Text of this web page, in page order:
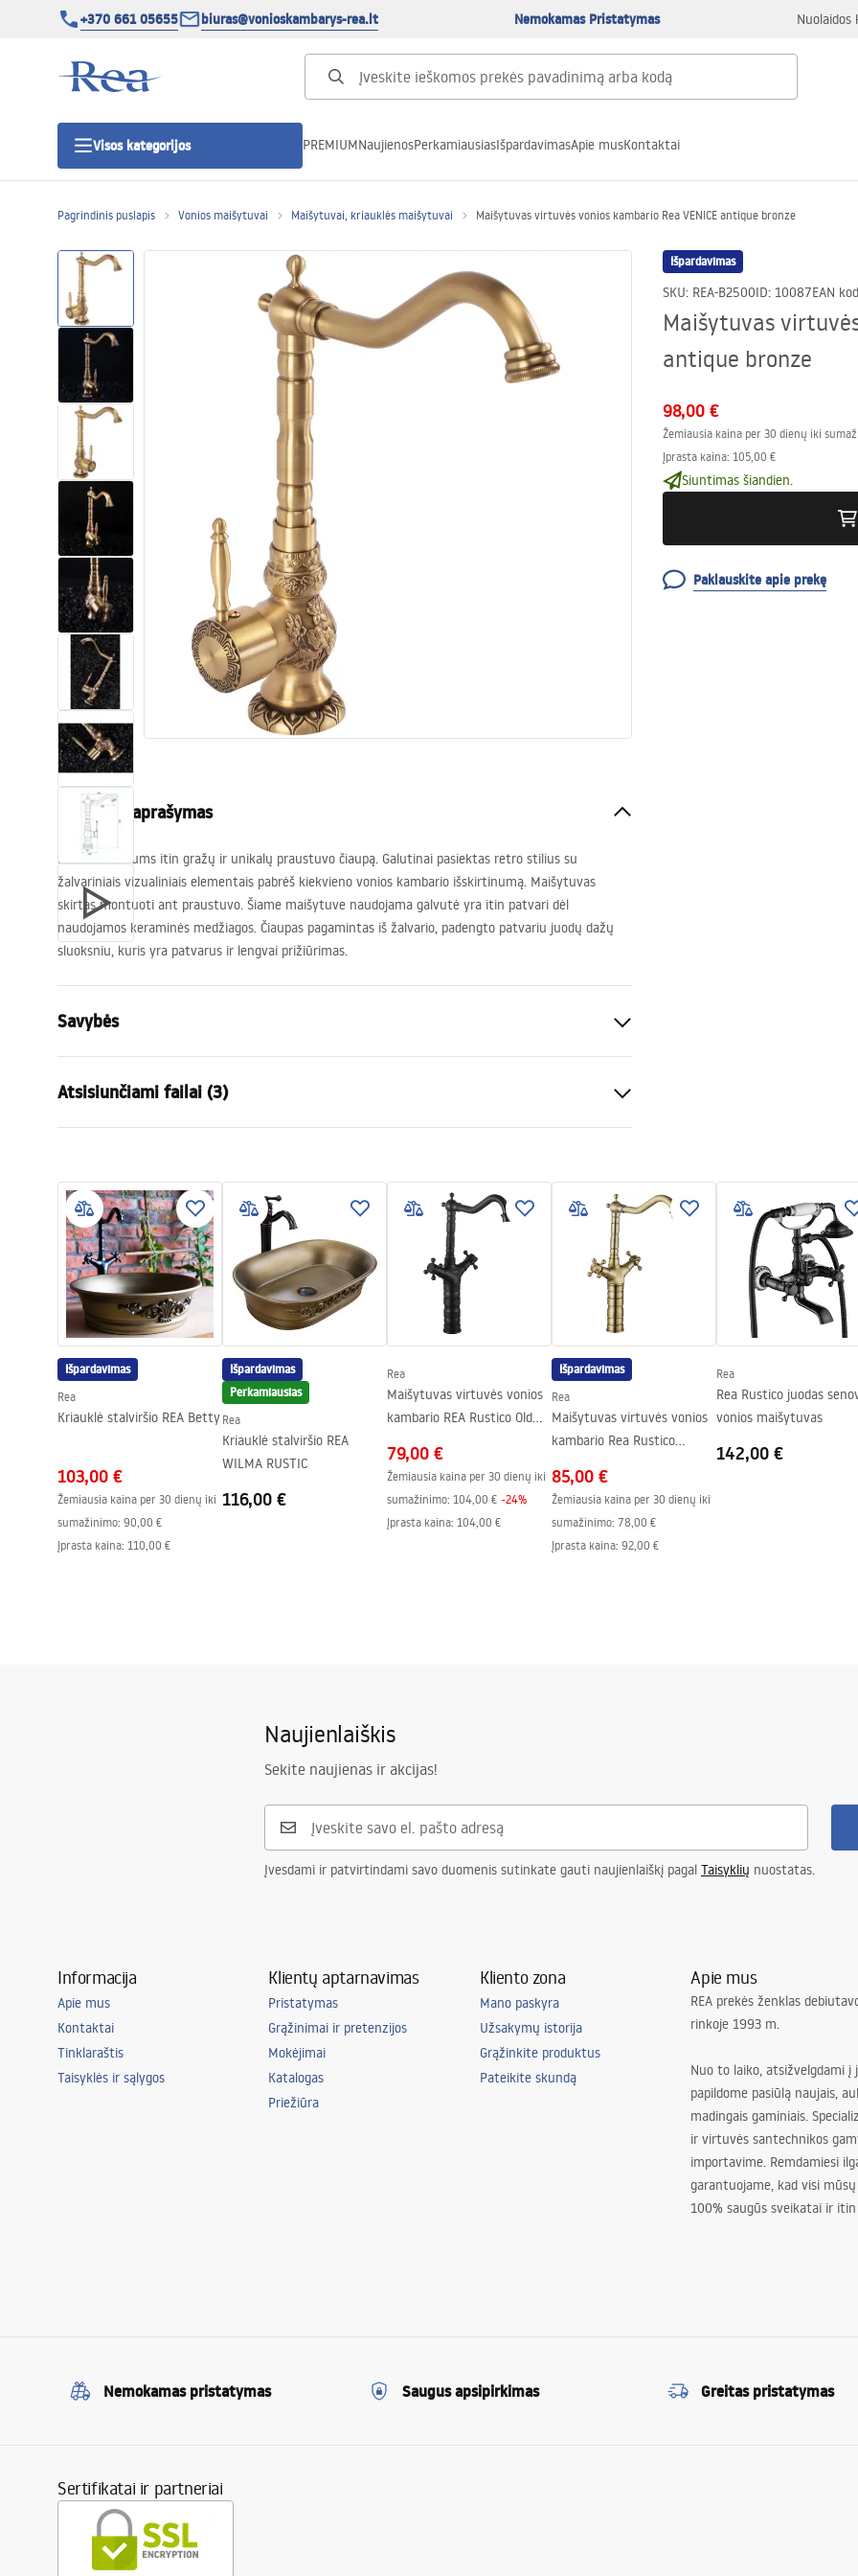
+370 661 05655 biuras@vonioskambarys-rea.lt Nemokamas Pristatymas Nuolaidos
Visos kategorijos
Vonios dušo padėklai
Linijiniai dušo kanalai
Praustuvas
Vonios ir ekranai
Vonios maišytuvai
Vonios dušai
Virtuvė
PREMIUMNaujienosPerkamiausiasIšpardavimasApie musKontaktai
Pagrindinis puslapis Vonios maišytuvai Maišytuvai, kriauklės maišytuvai Maišytuvas virtuvės vonios kambario Rea VENICE antique bronze
Išpardavimas
SKU: REA-B2500ID: 10087EAN
Maišytuvas
antique bronze
98,00 €
Žemiausia kaina per 30 dienų iki
Įprasta kaina: 105,00 €
Siuntimas šiandien.
Paklauskite apie prekę
Produkto aprašymas
Pristatome Jums itin gražų ir unikalų praustuvo čiaupą. Galutinai pasiektas retro stilius su
žalvariniais vizualiniais elementais pabrėš kiekvieno vonios kambario išskirtinumą. Maišytuvas
skirtas montuoti ant praustuvo. Šiame maišytuve naudojama galvutė yra itin patvari dėl
naudojamos keraminės medžiagos. Čiaupas pagamintas iš žalvario, padengto patvariu juodų dažų
sluoksniu, kuris yra patvarus ir lengvai prižiūrimas.
Savybės
Montavimo būdas
Spalva
Šlifuotas auksas, Antikinė bronza
Medžiaga
Snapelio diapazonas
Aukštis
320
Ryšio skersmuo
3/8 colio
Atsisiunčiami failai (3)
Faucet.pdf atest_baterie_kuchenne.pdf
Garantijos sąlygos
Warranty_Terms_and_Conditions_
Faucets_-_5.pdf
Išpardavimas
Rea
Kriauklė stalviršio REA Betty
103,00 €
Žemiausia kaina per 30 dienų iki
sumažinimo: 90,00 €
Įprasta kaina: 110,00 €
Išpardavimas
Perkamiausias
Rea
Kriauklė stalviršio REA
WILMA RUSTIC
116,00 €
Rea
Maišytuvas virtuvės vonios
kambario REA Rustico Old
79,00 €
Žemiausia kaina per 30 dienų iki
sumažinimo: 104,00 € -24%
Įprasta kaina: 104,00 €
Išpardavimas
Rea
Maišytuvas virtuvės vonios
kambario Rea Rustico
85,00 €
Žemiausia kaina per 30 dienų iki
sumažinimo: 78,00 €
Įprasta kaina: 92,00 €
Rea
Rea Rustico juodas
vonios maišytuvas
142,00 €
Naujienlaiškis
Sekite naujienas ir akcijas!
Įvesdami ir patvirtindami savo duomenis sutinkate gauti naujienlaiškį pagal Taisyklių nuostatas.
Informacija
Apie mus
Kontaktai
Tinklaraštis
Taisyklės ir sąlygos
Klientų aptarnavimas
Pristatymas
Grąžinimai ir pretenzijos
Mokėjimai
Katalogas
Priežiūra
Kliento zona
Mano paskyra
Užsakymų istorija
Grąžinkite produktus
Pateikite skundą
Apie mus
REA prekės ženklas
rinkoje 1993 m.
Nuo to laiko, atsižvelgdami į
papildome pasiūlą naujais,
madingais gaminiais.
ir virtuvės santechnikos
importavime. Remdamiesi
garantuojame, kad visi
100% saugūs sveikatai ir
Nemokamas pristatymas Saugus apsipirkimas Greitas pristatymas
Sertifikatai ir partneriai